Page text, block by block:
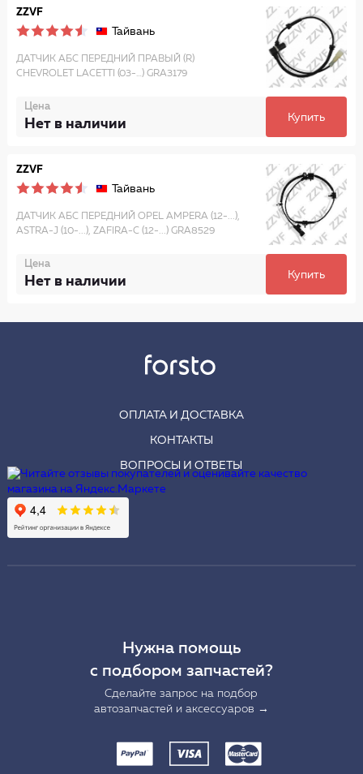
ZZVF
Тайвань
ДАТЧИК АБС ПЕРЕДНИЙ ПРАВЫЙ (R)
CHEVROLET LACETTI (03-…) GRA3179
Цена
Нет в наличии Купить
ZZVF
Тайвань
ДАТЧИК АБС ПЕРЕДНИЙ OPEL AMPERA (12-...),
ASTRA-J (10-...), ZAFIRA-C (12-...) GRA8529
Цена
Нет в наличии Купить
ОПЛАТА И ДОСТАВКА
КОНТАКТЫ
ВОПРОСЫ И ОТВЕТЫ
Нужна помощь
с подбором запчастей?
Сделайте запрос на подбор
автозапчастей и аксессуаров →